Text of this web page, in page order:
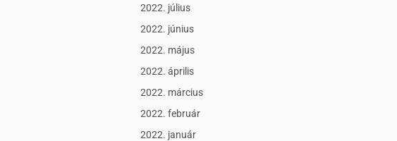
2022. július
2022. június
2022. május
2022. április
2022. március
2022. február
2022. január